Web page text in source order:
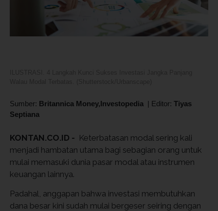
Sumber: Britannica Money,Investopedia | Editor: Tiyas
Septiana
KONTAN.CO.ID - Keterbatasan modal sering kali
menjadi hambatan utama bagi sebagian orang untuk
mulai memasuki dunia pasar modal atau instrumen
keuangan lainnya.
Padahal, anggapan bahwa investasi membutuhkan
dana besar kini sudah mulai bergeser seiring dengan